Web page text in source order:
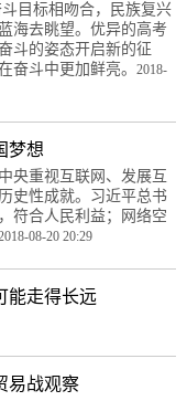
目标相吻合，民族复兴
海去眺望。优异的高考
斗的姿态开启新的征
奋斗中更加鲜亮。 2018-
梦想
央重视互联网、发展互
史性成就。习近平总书
符合人民利益；网络空
08-20 20:29
能走得长远
易战观察